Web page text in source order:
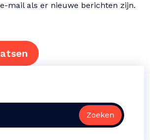
mail als er nieuwe berichten zijn.
Zoeken